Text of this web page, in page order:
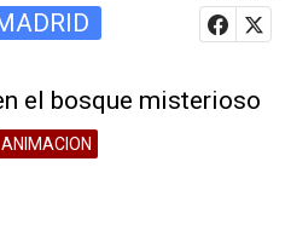
el bosque misterioso
ANIMACION